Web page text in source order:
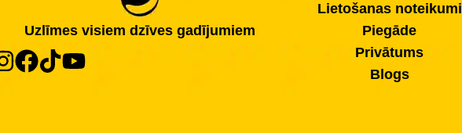
Uzlīmes visiem dzīves gadījumiem
Lietošanas noteikumi
Piegāde
Privātums
Blogs